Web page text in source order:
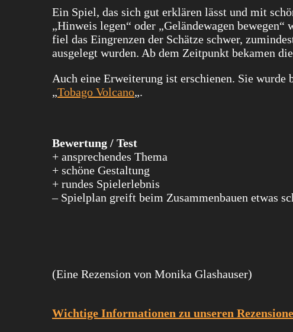
Ein Spiel, das sich gut erklären lässt und mit
„Hinweis legen“ oder „Geländewagen
fiel das Eingrenzen der Schätze schwer,
ausgelegt wurden. Ab dem Zeitpunkt bekamen
Auch eine Erweiterung ist erschienen. Sie wurde
„Tobago Volcano„.
Bewertung / Test
+ ansprechendes Thema
+ schöne Gestaltung
+ rundes Spielerlebnis
– Spielplan greift beim Zusammenbauen etwas
(Eine Rezension von Monika Glashauser)
Wichtige Informationen zu unseren